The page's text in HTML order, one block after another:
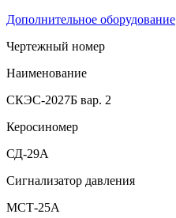
Дополнительное оборудование
Чертежный номер
Наименование
СКЭС-2027Б вар. 2
Керосиномер
СД-29А
Сигнализатор давления
МСТ-25А